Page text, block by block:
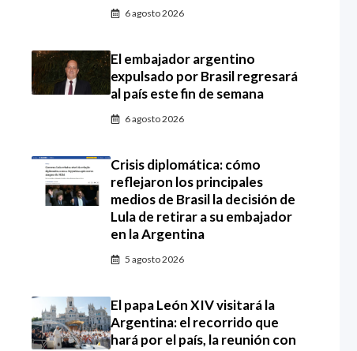
6 agosto 2026
El embajador argentino
expulsado por Brasil regresará
al país este fin de semana
6 agosto 2026
Crisis diplomática: cómo
reflejaron los principales
medios de Brasil la decisión de
Lula de retirar a su embajador
en la Argentina
5 agosto 2026
El papa León XIV visitará la
Argentina: el recorrido que
hará por el país, la reunión con